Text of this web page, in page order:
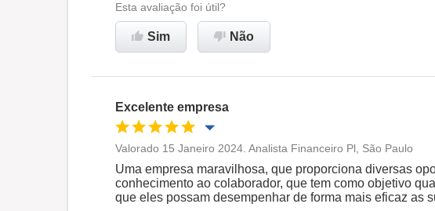
Esta avaliação foi útil?
Sim Não
Excelente empresa
Oportunidade de promoção
Ambiente de trabalho
Conciliação
Benefícios
Valorado 15 Janeiro 2024. Analista Financeiro Pl, São Paulo
Uma empresa maravilhosa, que proporciona diversas
conhecimento ao colaborador, que tem como objetivo
que eles possam desempenhar de forma mais eficaz as